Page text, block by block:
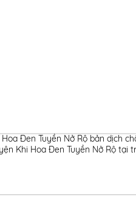
Đen Tuyền Nở Rộ bản dịch
Khi Hoa Đen Tuyền Nở Rộ tại